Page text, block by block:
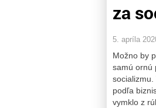
za
5. apríla
Možno by
samú ornú
podľa
vymklo z